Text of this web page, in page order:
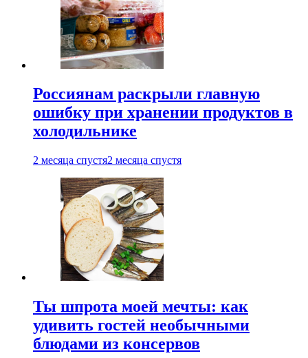
Россиянам раскрыли главную
ошибку при хранении продуктов в
холодильнике
2 месяца спустя2 месяца спустя
Ты шпрота моей мечты: как
удивить гостей необычными
блюдами из консервов